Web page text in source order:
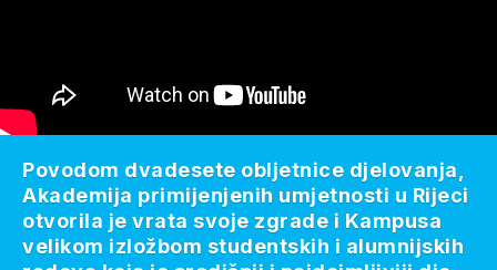
Povodom dvadesete obljetnice djelovanja,
Akademija primijenjenih umjetnosti u Rijeci
otvorila je vrata svoje zgrade i Kampusa
velikom izložbom studentskih i alumnijskih